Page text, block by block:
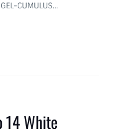
CUMULUS…
14 White